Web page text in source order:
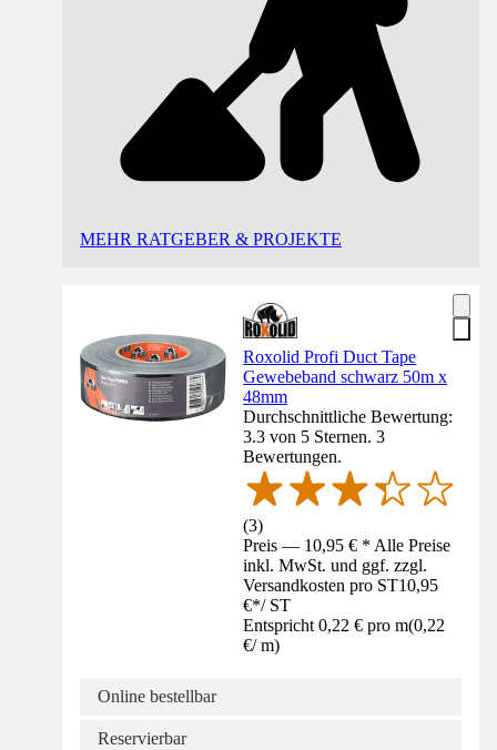
MEHR RATGEBER & PROJEKTE
Roxolid Profi Duct Tape
Gewebeband schwarz 50m x
48mm
Durchschnittliche Bewertung:
3.3 von 5 Sternen. 3
Bewertungen.
(3)
Preis — 10,95 € * Alle Preise
inkl. MwSt. und ggf. zzgl.
Versandkosten pro ST10,95
€*/ ST
Entspricht 0,22 € pro m(0,22
€/ m)
Online bestellbar
Reservierbar